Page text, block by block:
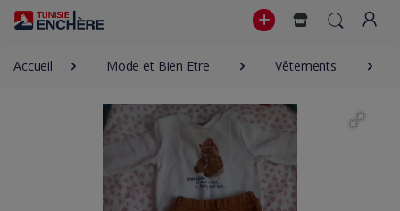
Accueil Mode et Bien Etre Vêtements